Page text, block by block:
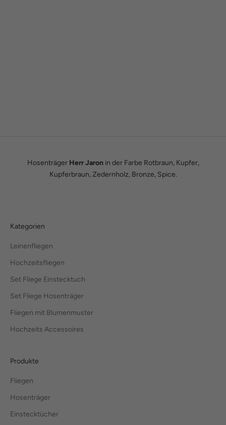
Hosenträger Herr Jaronin der Farbe Rotbraun, Kupfer,
Kupferbraun, Zedernholz, Bronze, Spice.
Kategorien
Leinenfliegen
Hochzeitsfliegen
Set Fliege Einstecktuch
Set Fliege Hosenträger
Fliegen mit Blumenmuster
Hochzeits Accessoires
Produkte
Fliegen
Hosenträger
Einstecktücher